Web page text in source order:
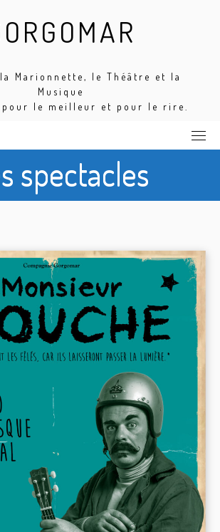
Marionnette, le Théâtre et la
Musique
pour le meilleur et pour le rire.
spectacles